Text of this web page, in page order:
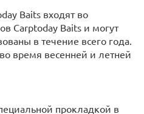
Baits входят во
Carptoday Baits и могут
в течение всего года.
время весенней и летней
прокладкой в